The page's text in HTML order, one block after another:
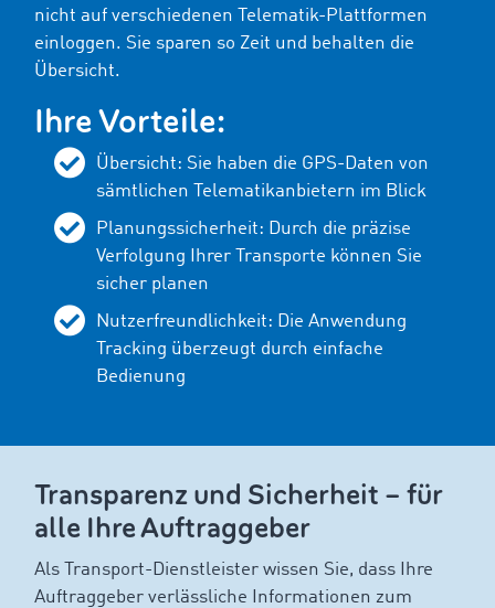
nicht auf verschiedenen Telematik-Plattformen
einloggen. Sie sparen so Zeit und behalten die
Übersicht.
Ihre Vorteile:
Übersicht: Sie haben die GPS-Daten von
sämtlichen Telematikanbietern im Blick
Planungssicherheit: Durch die präzise
Verfolgung Ihrer Transporte können Sie
sicher planen
Nutzerfreundlichkeit: Die Anwendung
Tracking überzeugt durch einfache
Bedienung
Transparenz und Sicherheit – für
alle Ihre Auftraggeber
Als Transport-Dienstleister wissen Sie, dass Ihre
Auftraggeber verlässliche Informationen zum